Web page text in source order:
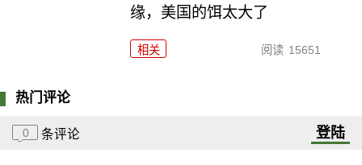
缘，美国的饵太大了
相关 阅读 15651
热门评论
0 条评论 登陆